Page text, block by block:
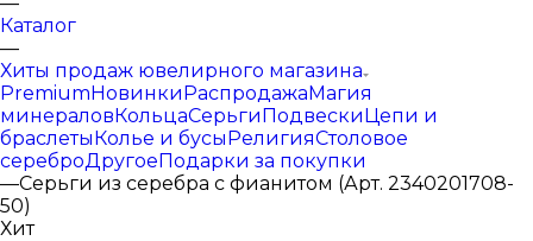
Каталог
—
Хиты продаж ювелирного магазина
PremiumНовинкиРаспродажаМагия
минераловКольцаСерьгиПодвескиЦепи и
браслетыКолье и бусыРелигияСтоловое
сереброДругоеПодарки за покупки
—Серьги из серебра с фианитом (Арт. 2340201708-
50)
Хит